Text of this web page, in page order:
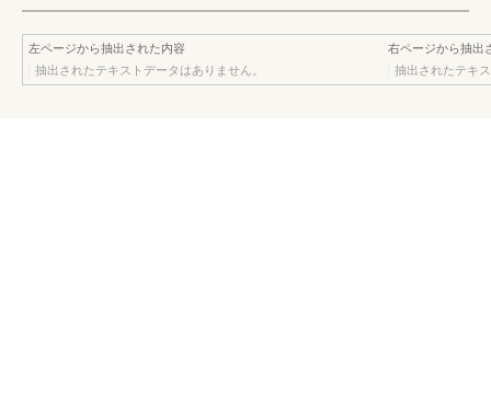
左ページから抽出された内容
抽出されたテキストデータはありません。
右ページから抽出
抽出されたテキ